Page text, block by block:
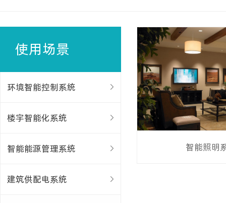
使用场景
环境智能控制系统
楼宇智能化系统
智能能源管理系统
建筑供配电系统
智能照明